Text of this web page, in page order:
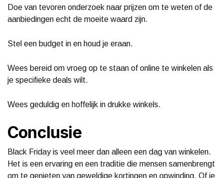
Doe van tevoren onderzoek naar prijzen om te weten of de
aanbiedingen echt de moeite waard zijn.
Stel een budget in en houd je eraan.
Wees bereid om vroeg op te staan of online te winkelen als
je specifieke deals wilt.
Wees geduldig en hoffelijk in drukke winkels.
Conclusie
Black Friday is veel meer dan alleen een dag van winkelen.
Het is een ervaring en een traditie die mensen samenbrengt
om te genieten van geweldige kortingen en opwinding. Of je